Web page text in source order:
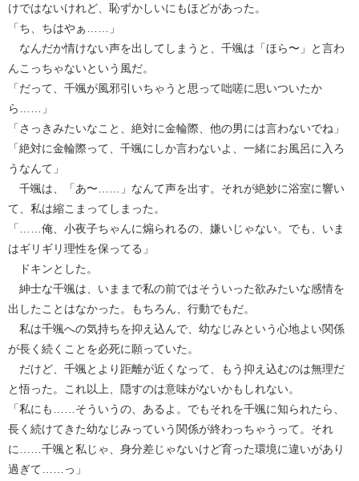
けではないけれど、恥ずかしいにもほどがあった。
「ち、ちはやぁ……」
なんだか情けない声を出してしまうと、千颯は「ほら〜」と言わ
んこっちゃないという風だ。
「だって、千颯が風邪引いちゃうと思って咄嗟に思いついたか
ら……」
「さっきみたいなこと、絶対に金輪際、他の男には言わないでね」
「絶対に金輪際って、千颯にしか言わないよ、一緒にお風呂に入ろ
うなんて」
千颯は、「あ〜……」なんて声を出す。それが絶妙に浴室に響い
て、私は縮こまってしまった。
「……俺、小夜子ちゃんに煽られるの、嫌いじゃない。でも、いま
はギリギリ理性を保ってる」
ドキンとした。
紳士な千颯は、いままで私の前ではそういった欲みたいな感情を
出したことはなかった。もちろん、行動でもだ。
私は千颯への気持ちを抑え込んで、幼なじみという心地よい関係
が長く続くことを必死に願っていた。
だけど、千颯とより距離が近くなって、もう抑え込むのは無理だ
と悟った。これ以上、隠すのは意味がないかもしれない。
「私にも……そういうの、あるよ。でもそれを千颯に知られたら、
長く続けてきた幼なじみっていう関係が終わっちゃうって。それ
に……千颯と私じゃ、身分差じゃないけど育った環境に違いがあり
過ぎて……っ」